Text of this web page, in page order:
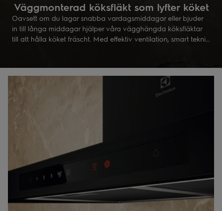
Väggmonterad köksfläkt som lyfter köket
Oavsett om du lagar snabba vardagsmiddagar eller bjuder
in till långa middagar hjälper våra vägghängda köksfläktar
till att hålla köket fräscht. Med effektiv ventilation, smart teknik